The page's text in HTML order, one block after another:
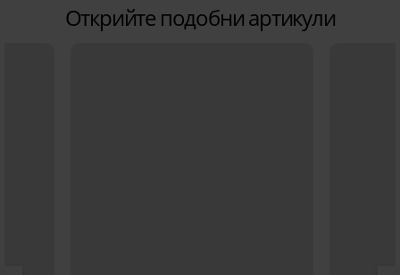
Открийте подобни артикули